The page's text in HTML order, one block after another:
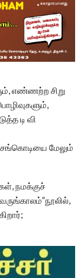
எண்ணற்ற சிறு
டி வி
மேலும்
நமக்குச்